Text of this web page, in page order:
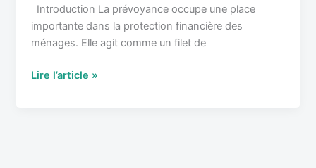
Introduction La prévoyance occupe une place
importante dans la protection financière des
ménages. Elle agit comme un filet de
Lire l’article »